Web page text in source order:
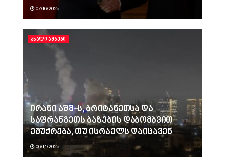
07/16/2025
ᲐᲮᲐᲚᲘ ᲐᲛᲑᲔᲑᲘ
ირანი აშშ-ს, ბრიტანეთსა და
საფრანგეთს ბაზების დაბომბვით
ემუქრება, თუ ისრაელს დაიცავენ
06/14/2025